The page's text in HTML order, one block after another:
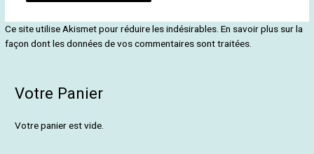
Ce site utilise Akismet pour réduire les indésirables.En savoir plus sur la
façon dont les données de vos commentaires sont traitées
Votre Panier
Votre panier est vide.